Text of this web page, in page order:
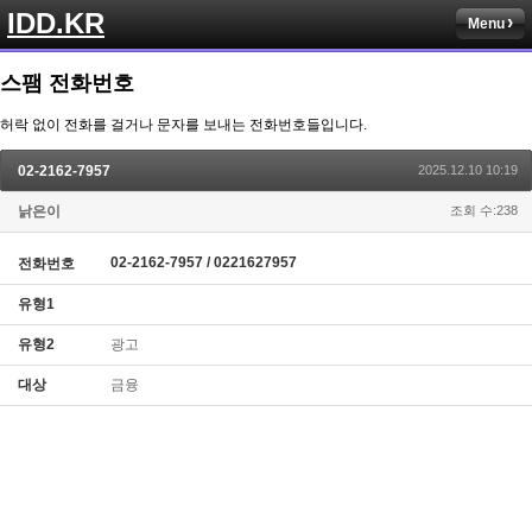
IDD.KR Menu
스팸 전화번호
허락 없이 전화를 걸거나 문자를 보내는 전화번호들입니다.
02-2162-7957 2025.12.10 10:19
낡은이 조회 수:238
전화번호 02-2162-7957 / 0221627957
유형1
유형2 광고
대상 금융